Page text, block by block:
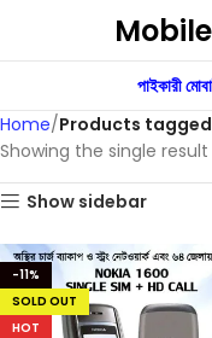
পাইকারী
Home Products
Showing the single result
Show sidebar
-11%
SOLD OUT
HOT